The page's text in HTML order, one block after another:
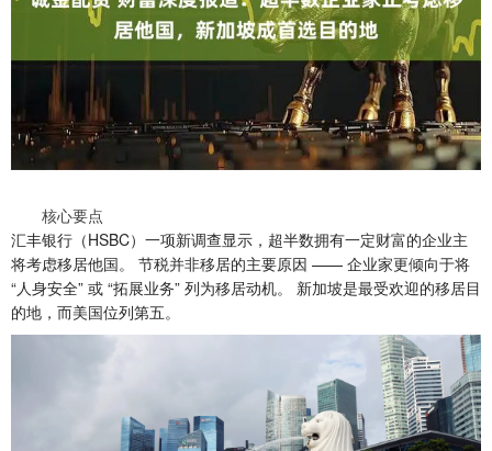
核心要点
汇丰银行（HSBC）一项新调查显示，超半数拥有一定财富的企业主
将考虑移居他国。 节税并非移居的主要原因 —— 企业家更倾向于将
“人身安全” 或 “拓展业务” 列为移居动机。 新加坡是最受欢迎的移居目
的地，而美国位列第五。